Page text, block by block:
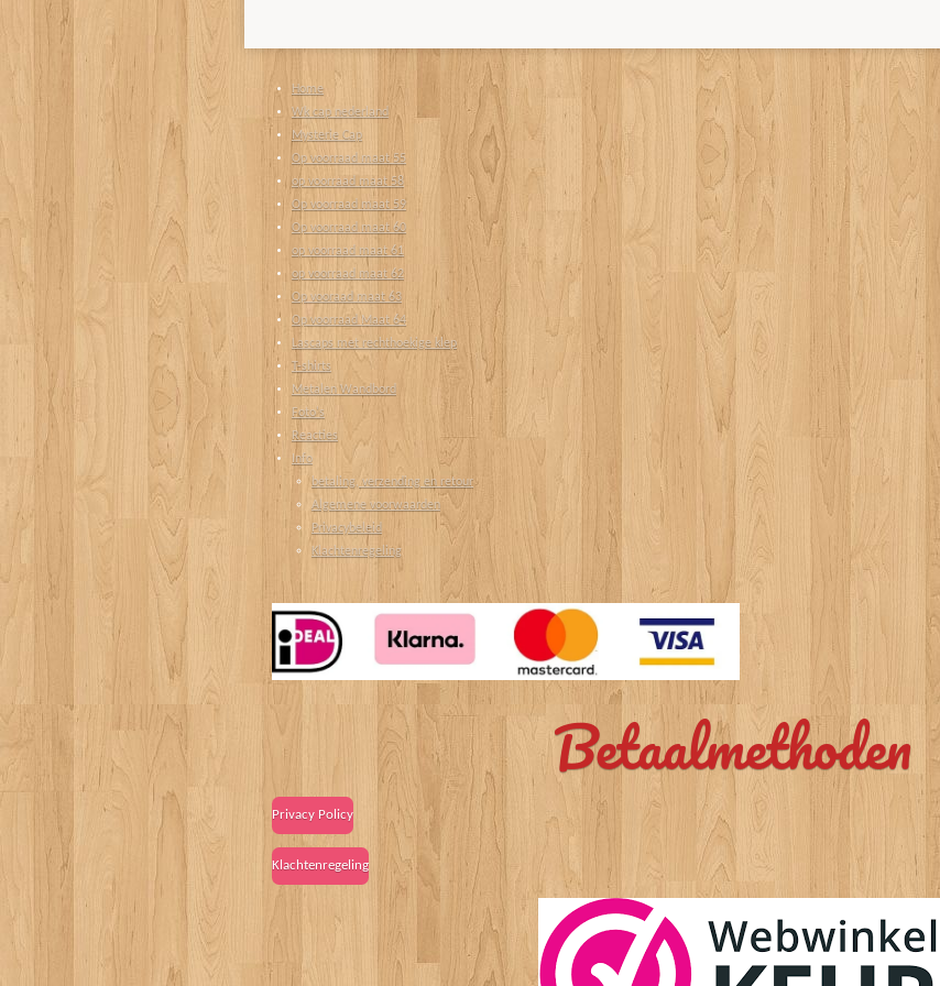
Home
Wk cap nederland
Mysterie Cap
Op voorraad maat 55
op voorraad maat 58
Op voorraad maat 59
Op voorraad maat 60
op voorraad maat 61
op voorraad maat 62
Op vooraad maat 63
Op voorraad Maat 64
Lascaps met rechthoekige klep
T-shirts
Metalen Wandbord
Foto's
Reacties
Info
betaling, verzending en retour
Algemene voorwaarden
Privacybeleid
Klachtenregeling
Betaalmethoden
Privacy Policy
Klachtenregeling